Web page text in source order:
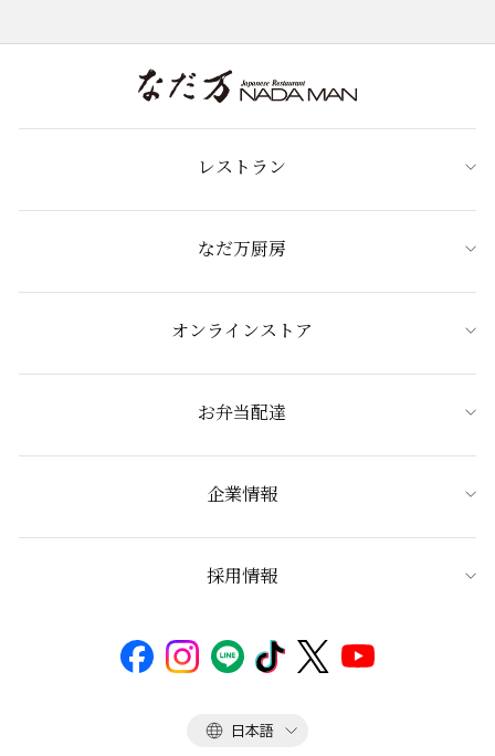
レストラン
なだ万厨房
オンラインストア
お弁当配達
企業情報
採用情報
言
日本語